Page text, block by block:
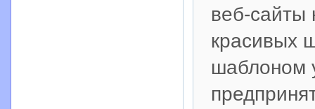
веб-сайты
красивых
шаблоном